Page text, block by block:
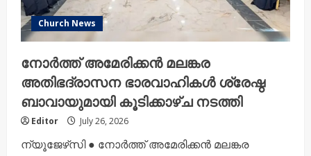
Church News
നോർത്ത് അമേരിക്കൻ മലങ്കര
അതിഭദ്രാസന ഭാരവാഹികൾ ശ്രേഷ്ഠ
ബാവായുമായി കൂടിക്കാഴ്ച നടത്തി
Editor July 26, 2026
ന്യൂജേഴ്‌സി ● നോർത്ത് അമേരിക്കൻ മലങ്കര